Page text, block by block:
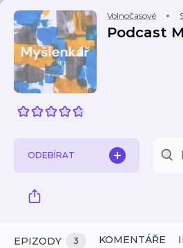
Volnočasové
Podcast
ODEBÍRAT
EPIZODY 3 KOMENTÁŘE